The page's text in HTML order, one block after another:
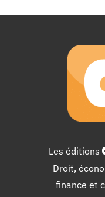
Les éditions
Droit,
finance et